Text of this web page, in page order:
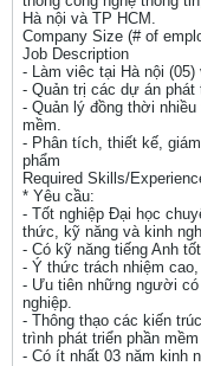
Hà nội và TP HCM.
Company Size (# of
Job Description
- Làm viêc tại Hà nội (05)
- Quản trị các dự án phát
- Quản lý đồng thời
mềm.
- Phân tích, thiết kế,
phẩm
Required Skills/
* Yêu cầu:
- Tốt nghiệp Đại học
thức, kỹ năng và kinh
- Có kỹ năng tiếng Anh
- Ý thức trách nhiệm
- Ưu tiên những người
nghiệp.
- Thông thạo các kiến
trình phát triển phần mềm
- Có ít nhất 03 năm kinh